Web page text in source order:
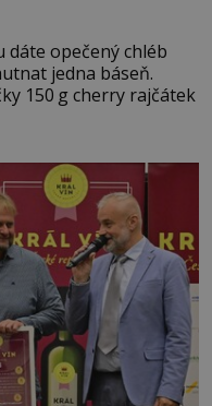
dáte opečený chléb
jedna báseň.